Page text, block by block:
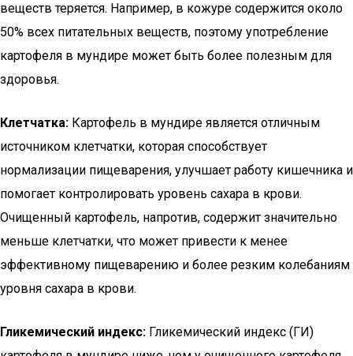
веществ теряется. Например, в кожуре содержится около
50% всех питательных веществ, поэтому употребление
картофеля в мундире может быть более полезным для
здоровья.
Клетчатка: Картофель в мундире является отличным
источником клетчатки, которая способствует
нормализации пищеварения, улучшает работу кишечника и
помогает контролировать уровень сахара в крови.
Очищенный картофель, напротив, содержит значительно
меньше клетчатки, что может привести к менее
эффективному пищеварению и более резким колебаниям
уровня сахара в крови.
Гликемический индекс: Гликемический индекс (ГИ)